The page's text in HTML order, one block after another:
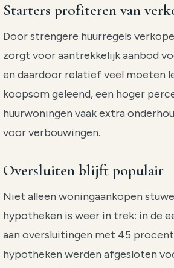
Starters profiteren van
Door strengere huurregels
zorgt voor aantrekkelijk aanbod
en daardoor relatief veel moeten
koopsom geleend, een hoger
huurwoningen vaak extra
voor verbouwingen.
Oversluiten blijft populair
Niet alleen woningaankopen
hypotheken is weer in trek: in de
aan oversluitingen met 45
hypotheken werden afgesloten